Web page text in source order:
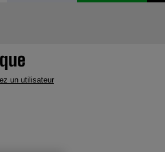
un utilisateur